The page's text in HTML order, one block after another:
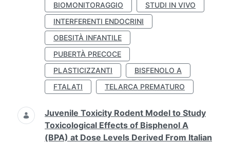
BIOMONITORAGGIO
STUDI IN VIVO
INTERFERENTI ENDOCRINI
OBESITÀ INFANTILE
PUBERTÀ PRECOCE
PLASTICIZZANTI
BISFENOLO A
FTALATI
TELARCA PREMATURO
Juvenile Toxicity Rodent Model to Study
Toxicological Effects of Bisphenol A
(BPA) at Dose Levels Derived From Italian